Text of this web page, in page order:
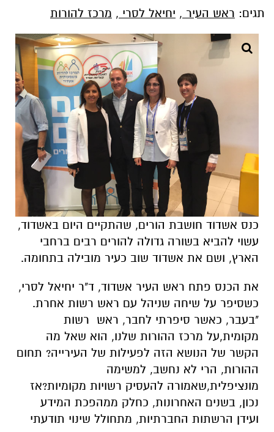
כנס אשדוד חושבת הורים, שהתקיים היום באשדוד,
עשוי להביא בשורה גדולה להורים רבים ברחבי
הארץ, ושם את אשדוד שוב כעיר מובילה בתחומה.
את הכנס פתח ראש העיר אשדוד, ד"ר יחיאל לסרי,
כשסיפר על שיחה שניהל עם ראש רשות אחרת.
"בעבר, כאשר סיפרתי לחבר, ראש רשות
הקשר של הנושא הזה לפעילות של העירייה? תחום
ההורות, הרי לא נחשב, למשימה
מונציפלית,שאמורה להעסיק רשויות מקומיות?אז
נכון, בשנים האחרונות, כחלק ממהפכת המידע
ועידן הרשתות החברתיות, מתחולל שינוי תודעתי
בקרב אזרחים, שמצפים מההנהגה בַרשות
המקומית,לספק להם מענה, לְצרכים רחבים יותר
בַּמרחב של איכות- חיים. זה לא רק ניקיון, מים,
ביוב ותשתיות. וכמובן חינוך, רווחה, תרבות וספורט